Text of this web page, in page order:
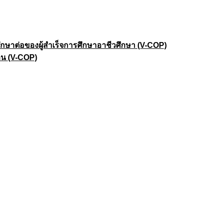
าต่อของผู้สำเร็จการศึกษาอาชีวศึกษา (V-COP)
(V-COP)